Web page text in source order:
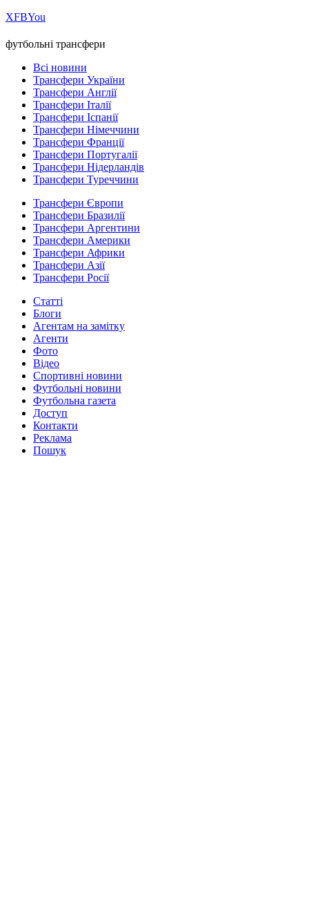
ХFBYou
футбольні трансфери
Всі новини
Трансфери України
Трансфери Англії
Трансфери Італії
Трансфери Іспанії
Трансфери Німеччини
Трансфери Франції
Трансфери Португалії
Трансфери Нідерландів
Трансфери Туреччини
Трансфери Європи
Трансфери Бразилії
Трансфери Аргентини
Трансфери Америки
Трансфери Африки
Трансфери Азії
Трансфери Росії
Статті
Блоги
Агентам на замітку
Агенти
Фото
Відео
Спортивні новини
Футбольні новини
Футбольна газета
Доступ
Контакти
Реклама
Пошук